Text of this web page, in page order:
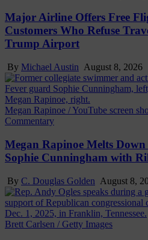
Major Airline Offers Free
Customers Who Refuse
Trump Airport
By Michael Austin August 8, 2026
Megan Rapinoe / YouTube screen
Commentary
Megan Rapinoe Melts
Sophie Cunningham with
By C. Douglas Golden August 8,
Brett Carlsen / Getty Images